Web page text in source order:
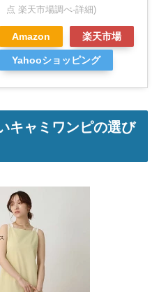
点 楽天市場調べ-詳細)
Amazon 楽天市場
Yahooショッピング
キャミワンピの選び